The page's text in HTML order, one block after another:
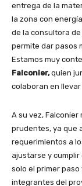
entrega de la
la zona con
de la consultora
permite dar pasos
Estamos muy
Falconier,quien
colaboran en
A su vez,
prudentes, ya que
requerimientos a
ajustarse y cumplir
solo el primer
integrantes del